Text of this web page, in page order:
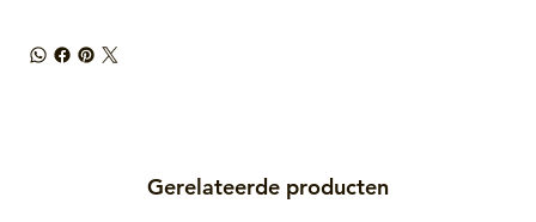
Gerelateerde producten